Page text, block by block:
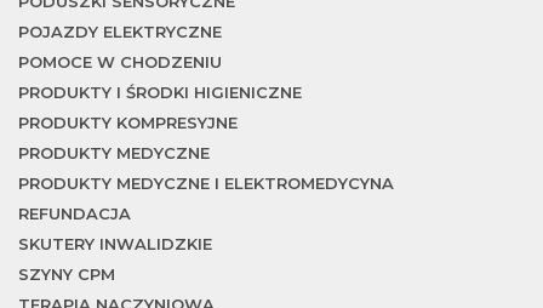
POJAZDY ELEKTRYCZNE
POMOCE W CHODZENIU
PRODUKTY I ŚRODKI HIGIENICZNE
PRODUKTY KOMPRESYJNE
PRODUKTY MEDYCZNE
PRODUKTY MEDYCZNE I ELEKTROMEDYCYNA
REFUNDACJA
SKUTERY INWALIDZKIE
SZYNY CPM